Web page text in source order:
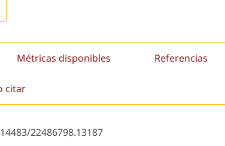
Métricas disponibles Referencias
citar
22486798.13187